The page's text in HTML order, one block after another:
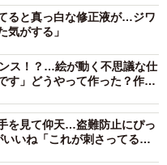
ると真っ白な修正液が…ジワ
気がする」
ス！？…絵が動く不思議な仕
す」どうやって作った？作者
を見て仰天…盗難防止にぴっ
いね「これが刺さってる傘